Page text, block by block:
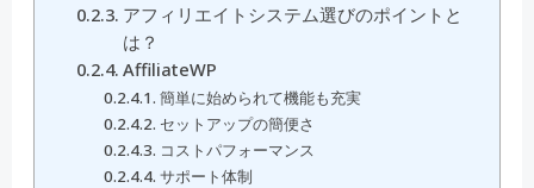
アフィリエイトシステム選びのポイントと
は？
AffiliateWP
簡単に始められて機能も充実
セットアップの簡便さ
コストパフォーマンス
サポート体制